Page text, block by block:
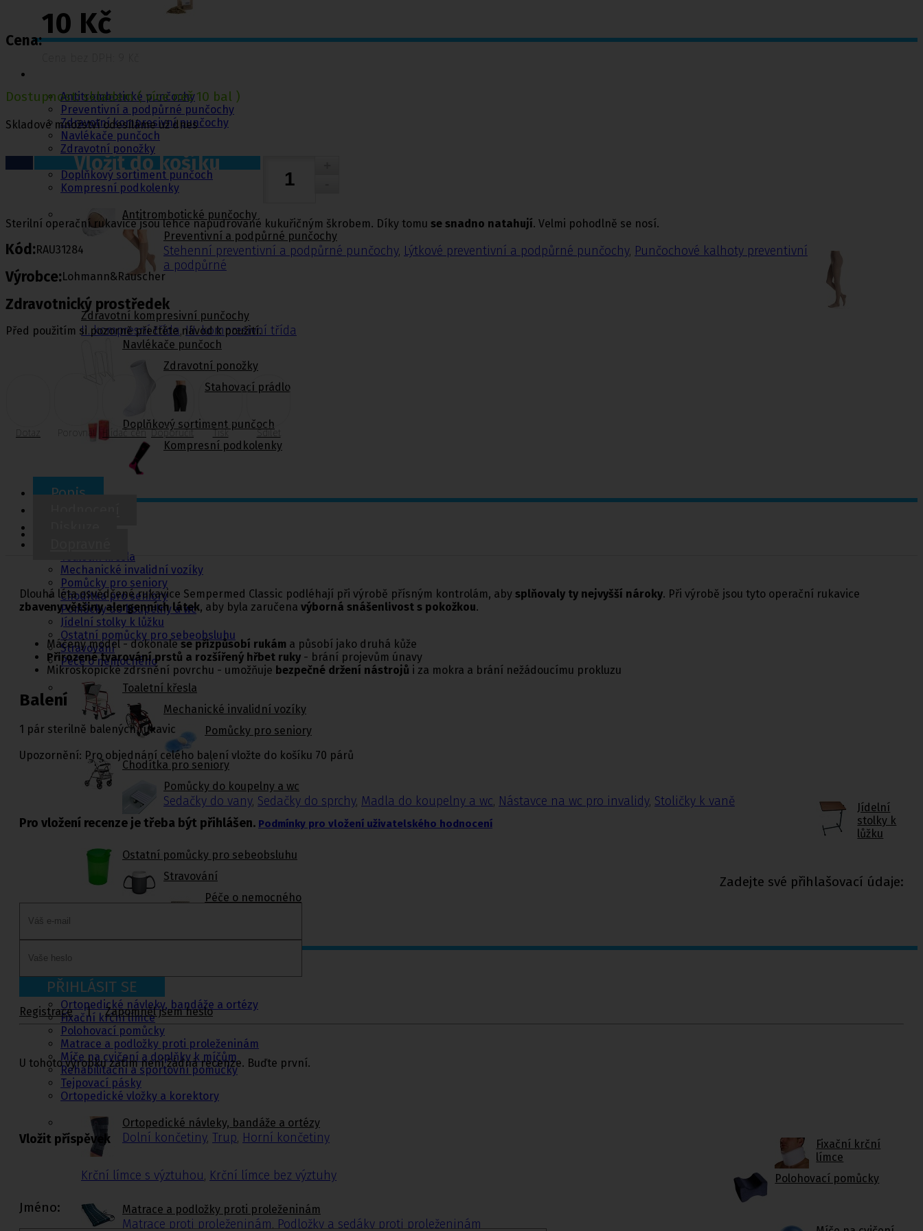
Antitrombotické punčochy
Preventivní a podpůrné punčochy
Zdravotní kompresivní punčochy
Navlékače punčoch
Zdravotní ponožky
Stahovací prádlo
Doplňkový sortiment punčoch
Kompresní podkolenky
Antitrombotické punčochy
Preventivní a podpůrné punčochy
Stehenní preventivní a podpůrné punčochy, Lýtkové preventivní a podpůrné punčochy, Punčochové kalhoty preventivní
a podpůrné
Zdravotní kompresivní punčochy
II. kompresní třída,III. kompresivní třída
Navlékače punčoch
Zdravotní ponožky
Stahovací prádlo
Doplňkový sortiment punčoch
Kompresní podkolenky
Toaletní křesla
Mechanické invalidní vozíky
Pomůcky pro seniory
Chodítka pro seniory
Pomůcky do koupelny a wc
Jídelní stolky k lůžku
Ostatní pomůcky pro sebeobsluhu
Stravování
Péče o nemocného
Toaletní křesla
Mechanické invalidní vozíky
Pomůcky pro seniory
Chodítka pro seniory
Pomůcky do koupelny a wc
Sedačky do vany, Sedačky do sprchy, Madla do koupelny a wc, Nástavce na wc pro invalidy, Stoličky k vaně
Jídelní
stolky k
lůžku
Ostatní pomůcky pro sebeobsluhu
Stravování
Péče o nemocného
Ortopedie,
rehabilitace a
sport
Ortopedické návleky, bandáže a ortézy
Fixační krční límce
Polohovací pomůcky
Matrace a podložky proti proleženinám
Míče na cvičení a doplňky k míčům
Rehabilitační a sportovní pomůcky
Tejpovací pásky
Ortopedické vložky a korektory
Ortopedické návleky, bandáže a ortézy
Dolní končetiny, Trup, Horní končetiny
Fixační krční
límce
Krční límce s výztuhou, Krční límce bez výztuhy Polohovací pomůcky
Matrace a podložky proti proleženinám
Matrace proti proleženinám, Podložky a sedáky proti proleženinám
Cena:
10 Kč
Dostupnost:skladem( více než 10 bal )
Skladové množství odesíláme už dnes
Vložit do košíku
Sterilní operační rukavice jsou lehce napudrované kukuřičným škrobem. Díky tomu se snadno natahují. Velmi pohodlně se nosí.
Kód:RAU31284
Výrobce:Lohmann&Rauscher
Zdravotnický prostředek
Před použitím si pozorně přečtěte návod k použití.
Dotaz Hlídač cen Doporučit Tisk Sdílet
Popis
Dlouhá léta osvědčené rukavice Sempermed Classic podléhají při výrobě přísným kontrolám, aby splňovaly ty nejvyšší nároky. Při výrobě jsou tyto operační rukavice
zbaveny většiny alergenních látek, aby byla zaručena výborná snášenlivost s pokožkou.
Máčený model - dokonalese přizpůsobí rukám a působí jako druhá kůže
Přirozené tvarování prstů a rozšířený hřbet ruky - brání projevům únavy
Mikroskopické zdrsnění povrchu - umožňuje bezpečné držení nástrojů i za mokra a brání nežádoucímu prokluzu
Balení
1 pár sterilně balených rukavic
Upozornění: Pro objednání celého balení vložte do košíku 70 párů
Pro vložení recenze je třeba být přihlášen. Podmínky pro vložení uživatelského hodnocení
Zadejte své přihlašovací údaje:
PŘIHLÁSIT SE
Registrace | Zapomněl jsem heslo
U tohoto výrobku zatím není žádná recenze. Buďte první.
Vložit příspěvek
Jméno: